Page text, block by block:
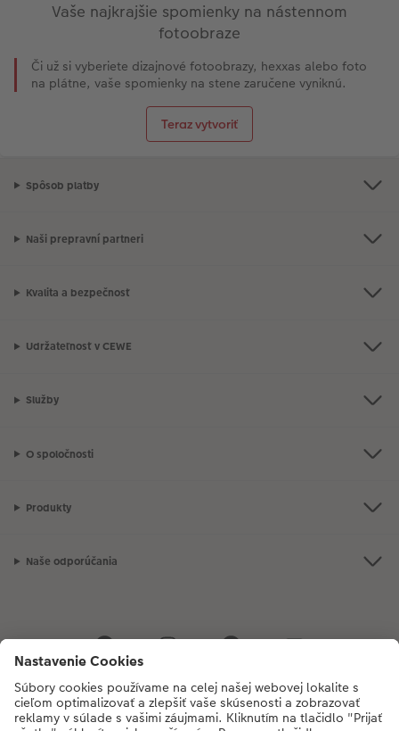
Vaše najkrajšie spomienky na nástennom
fotoobraze
Či už si vyberiete dizajnové fotoobrazy, hexxas alebo foto
na plátne, vaše spomienky na stene zaručene vyniknú.
Teraz vytvoriť
Spôsob platby
Naši prepravní partneri
Kvalita a bezpečnosť
Udržateľnosť v CEWE
Služby
O spoločnosti
Produkty
Naše odporúčania
Ak máte akékoľvek otázky týkajúce sa produktov alebo objednávok,
neváhajte a zavolajte nám:02/6820 4415[Po - Pia: 8:30 - 17:00 h]